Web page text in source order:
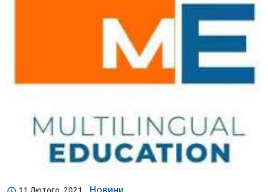
Новини